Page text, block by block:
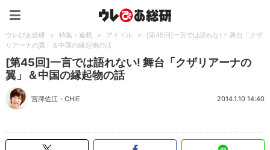
ウレぴあ総研 > 特集・連載 > アイドル >
[第45回]一言では語れない! 舞台「クザ
リアーナの翼」＆中国の縁起物の話
[第45回]一言では語れない! 舞台「クザリアーナの
翼」＆中国の縁起物の話
宮澤佐江 ・CHIE 2014.1.10 14:40